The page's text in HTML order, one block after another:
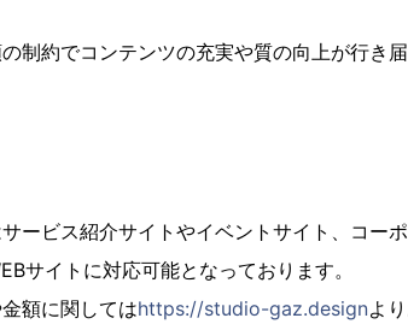
制約でコンテンツの充実や質の向上が行き
ービス紹介サイトやイベントサイト、コー
サイトに対応可能となっております。
額に関してはhttps://studio-gaz.designよ